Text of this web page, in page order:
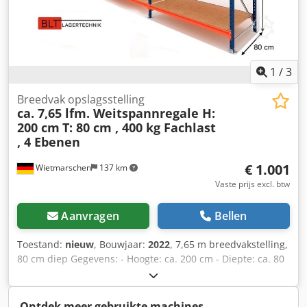
(mm): 2350 Eigen gewicht (kg): 1507 Banden voor:
Polyurethaan Banden achter: Polyurethaan Bouwjaar
batterij: 2021 Batterijcapaciteit (Ah): 465 Batterijspanning
1 /3
Wietmarschen 137 km
Breedvak opslagsstelling
ca. 7,65 lfm. Weitspannregale H:
200 cm T: 80 cm , 400 kg Fachlast
, 4 Ebenen
€ 1.001
Vaste prijs excl. btw
Aanvragen Bellen
Toestand: nieuw, Bouwjaar: 2022, 7,65 m breedvakstelling,
80 cm diep Gegevens: - Hoogte: ca. 200 cm - Diepte: ca. 80
cm - Lengte: ca. 9,56 meter (lopende meter)
Stellingsaanbieding bestaande uit: - 05 x staanders ca. 200
x 60 cm, gedemonteerd - 32 x liggers ca. 185 cm - 16 x